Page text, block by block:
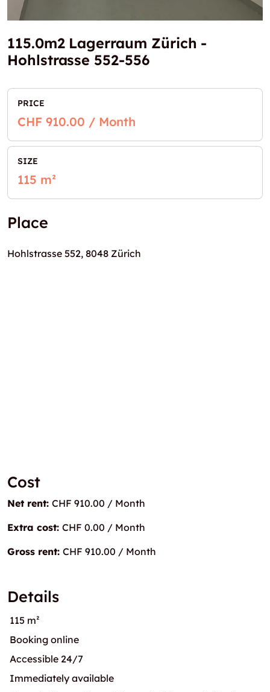
115.0m2 Lagerraum Zürich -
Hohlstrasse 552-556
PRICE
CHF 910.00 / Month
SIZE
115 m²
Place
Hohlstrasse 552, 8048 Zürich
Cost
Net rent: CHF 910.00 / Month
Extra cost: CHF 0.00 / Month
Gross rent: CHF 910.00 / Month
Details
115 m²
Booking online
Accessible 24/7
Immediately available